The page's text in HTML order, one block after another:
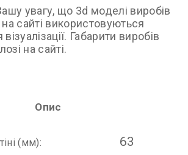
увагу, що 3d моделі виробів
сайті використовуються
Габарити виробів
на сайті.
Опис
(мм): 63